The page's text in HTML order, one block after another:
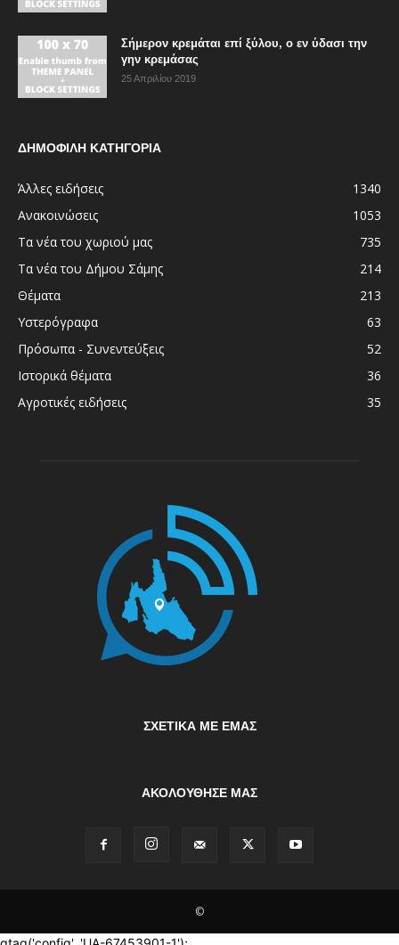
Σήμερον κρεμάται επί ξύλου, ο εν ύδασι την
γην κρεμάσας
25 Απριλίου 2019
ΔΗΜΟΦΙΛΗ ΚΑΤΗΓΟΡΙΑ
Άλλες ειδήσεις
1340
Ανακοινώσεις
1053
Τα νέα του χωριού μας
735
Τα νέα του Δήμου Σάμης
214
Θέματα
213
Υστερόγραφα
63
Πρόσωπα - Συνεντεύξεις
52
Ιστορικά θέματα
36
Αγροτικές ειδήσεις
35
ΣΧΕΤΙΚΆ ΜΕ ΕΜΆΣ
ΑΚΟΛΟΥΘΗΣΕ ΜΑΣ
©